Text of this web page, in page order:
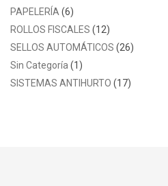
PAPELERÍA (6)
ROLLOS FISCALES (12)
SELLOS AUTOMÁTICOS (26)
Sin Categoría (1)
SISTEMAS ANTIHURTO (17)